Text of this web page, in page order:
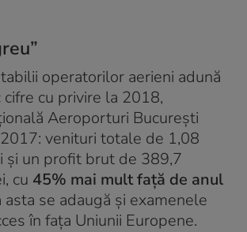
operatorilor aerieni adună
cu privire la 2018,
Aeroporturi București
venituri totale de 1,08
și un profit brut de 389,7
cu 45% mai mult față de anul
asta se adaugă și examenele
în fața Uniunii Europene.